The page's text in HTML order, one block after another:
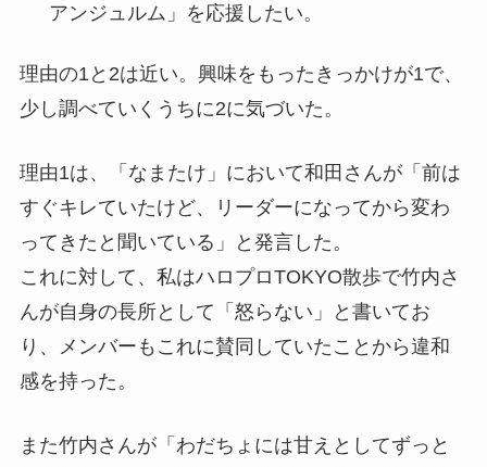
アンジュルム」を応援したい。
理由の1と2は近い。興味をもったきっかけが1で、
少し調べていくうちに2に気づいた。
理由1は、「なまたけ」において和田さんが「前は
すぐキレていたけど、リーダーになってから変わ
ってきたと聞いている」と発言した。
これに対して、私はハロプロTOKYO散歩で竹内さ
んが自身の長所として「怒らない」と書いてお
り、メンバーもこれに賛同していたことから違和
感を持った。
また竹内さんが「わだちょには甘えとしてずっと